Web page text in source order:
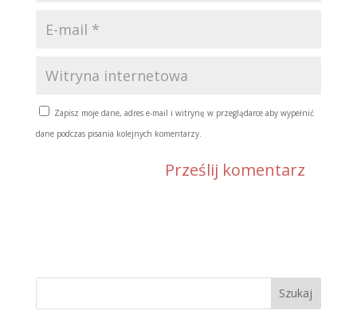
Zapisz moje dane, adres e-mail i witrynę w przeglądarce aby wypełnić
dane podczas pisania kolejnych komentarzy.